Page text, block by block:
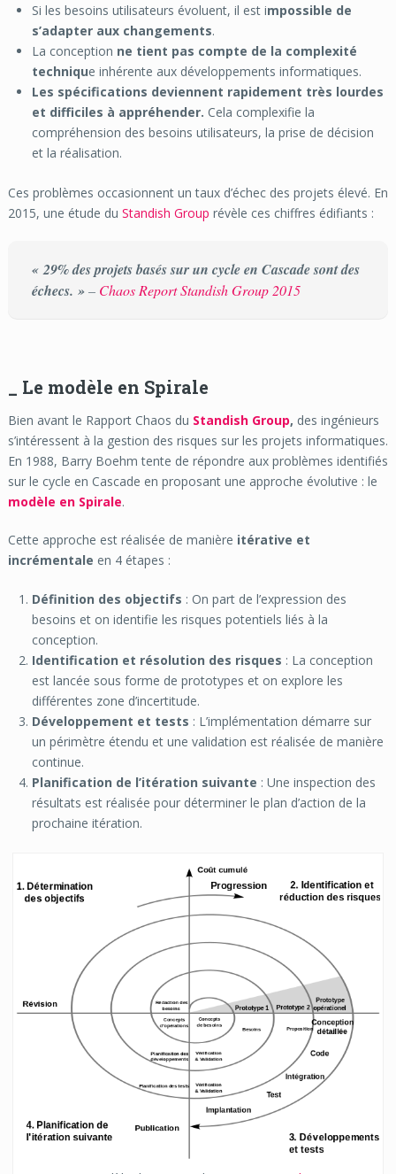
Si les besoins utilisateurs évoluent, il est impossible de
s’adapter aux changements.
La conception ne tient pas compte de la complexité
technique inhérente aux développements informatiques.
Les spécifications deviennent rapidement très lourdes
et difficiles à appréhender. Cela complexifie la
compréhension des besoins utilisateurs, la prise de décision
et la réalisation.
Ces problèmes occasionnent un taux d’échec des projets élevé. En
2015, une étude du Standish Group révèle ces chiffres édifiants :
« 29% des projets basés sur un cycle en Cascade sont des
échecs. »– Chaos Report Standish Group 2015
_ Le modèle en Spirale
Bien avant le Rapport Chaos du Standish Group, des ingénieurs
s’intéressent à la gestion des risques sur les projets informatiques.
En 1988, Barry Boehm tente de répondre aux problèmes identifiés
sur le cycle en Cascade en proposant une approche évolutive : le
modèle en Spirale.
Cette approche est réalisée de manière itérative et
incrémentale en 4 étapes :
Définition des objectifs : On part de l’expression des
besoins et on identifie les risques potentiels liés à la
conception.
Identification et résolution des risques : La conception
est lancée sous forme de prototypes et on explore les
différentes zone d’incertitude.
Développement et tests : L’implémentation démarre sur
un périmètre étendu et une validation est réalisée de manière
continue.
Planification de l’itération suivante : Une inspection des
résultats est réalisée pour déterminer le plan d’action de la
prochaine itération.